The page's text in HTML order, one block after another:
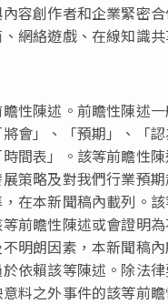
容創作者和企業緊密
網絡遊戲、在線知識共
性陳述。前瞻性陳述
會」、「預期」、「
間表」。該等前瞻性
策略及對我們行業預
在本新聞稿內載列。
前瞻性陳述或會證明
明朗因素，本新聞稿
依賴該等陳述。除法
料之外事件的該等前